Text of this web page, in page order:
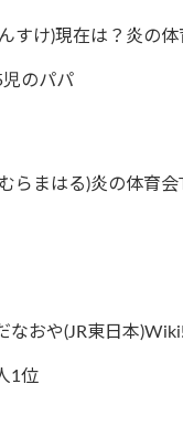
すけ)現在は？炎の
のパパ
らまはる)炎の体育
なおや(JR東日本
1位